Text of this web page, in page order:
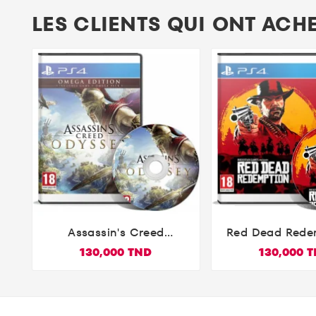
LES CLIENTS QUI ONT

Assassin's Creed
Odyssey - Omega Edition
PS4 ARABE
130,000 TND

Red Dead
130,000